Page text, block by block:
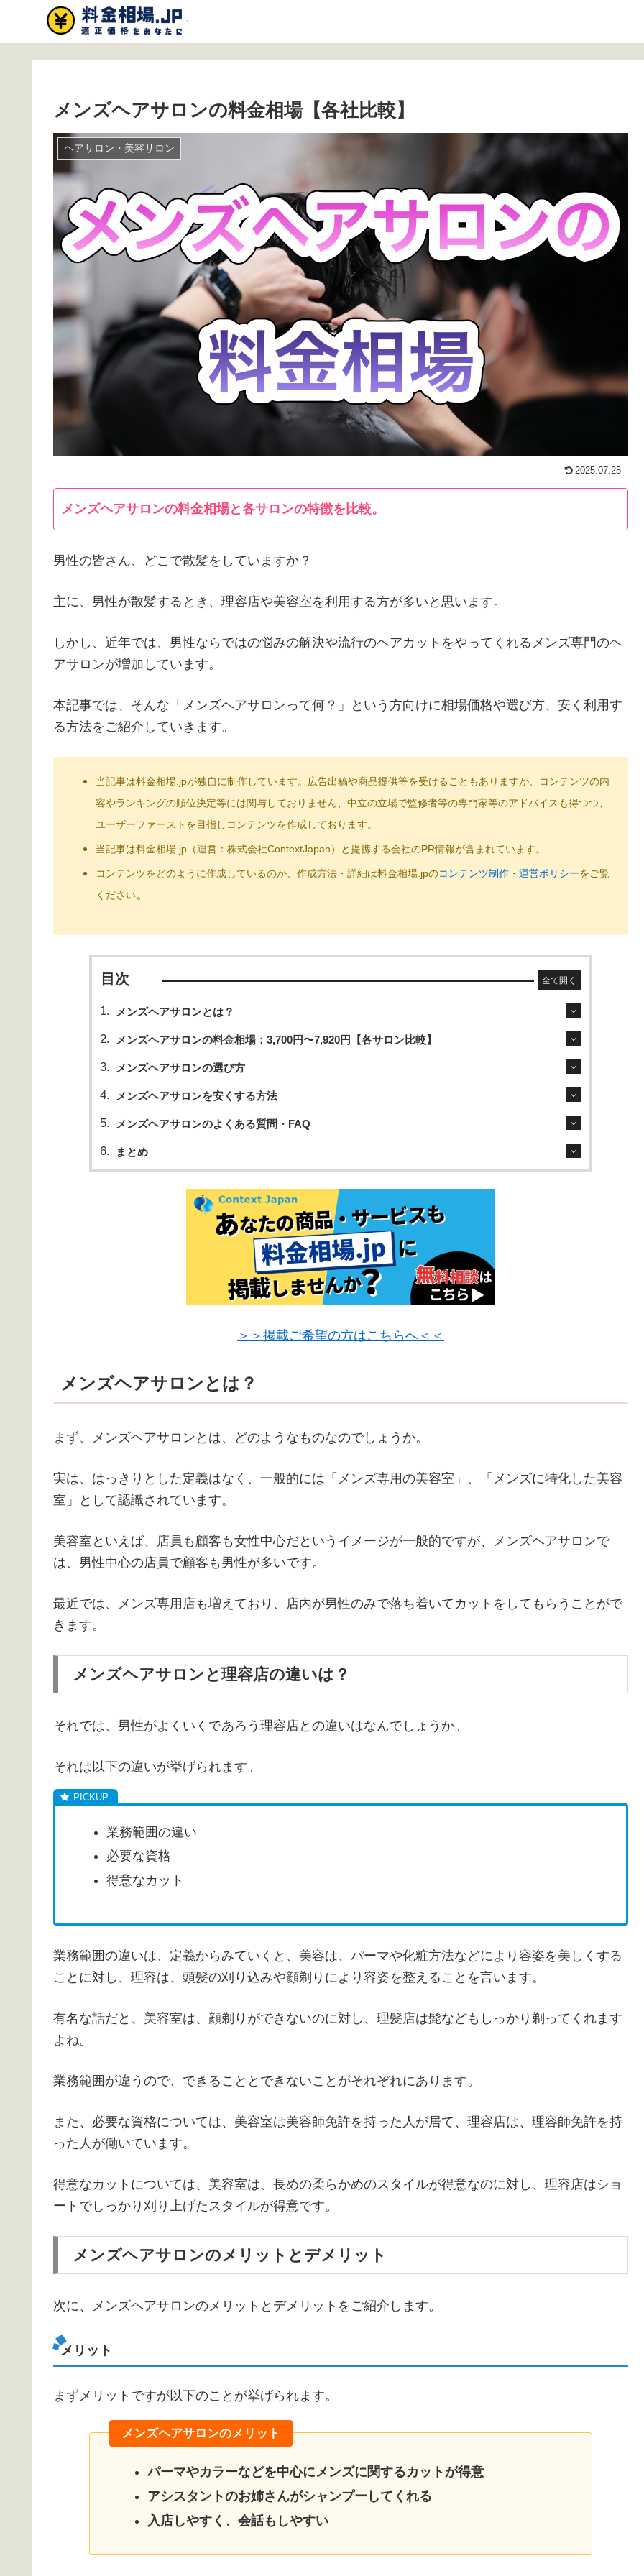
メンズヘアサロンの料金相場【各社比較】
ヘアサロン・美容サロン
2025.07.25
メンズヘアサロンの料金相場と各サロンの特徴を比較。
男性の皆さん、どこで散髪をしていますか？
主に、男性が散髪するとき、理容店や美容室を利用する方が多いと思います。
しかし、近年では、男性ならではの悩みの解決や流行のヘアカットをやってくれるメンズ専門のヘ
アサロンが増加しています。
本記事では、そんな「メンズヘアサロンって何？」という方向けに相場価格や選び方、安く利用す
る方法をご紹介していきます。
当記事は料金相場.jpが独自に制作しています。広告出稿や商品提供等を受けることもありますが、コンテンツの内
容やランキングの順位決定等には関与しておりません、中立の立場で監修者等の専門家等のアドバイスも得つつ、
ユーザーファーストを目指しコンテンツを作成しております。
当記事は料金相場.jp（運営：株式会社ContextJapan）と提携する会社のPR情報が含まれています。
コンテンツをどのように作成しているのか、作成方法・詳細は料金相場.jpのコンテンツ制作・運営ポリシーをご覧
ください。
目次 全て開く
メンズヘアサロンとは？
メンズヘアサロンの料金相場：3,700円〜7,920円【各サロン比較】
メンズヘアサロンの選び方
メンズヘアサロンを安くする方法
メンズヘアサロンのよくある質問・FAQ
まとめ
＞＞掲載ご希望の方はこちらへ＜＜
メンズヘアサロンとは？
まず、メンズヘアサロンとは、どのようなものなのでしょうか。
実は、はっきりとした定義はなく、一般的には「メンズ専用の美容室」、「メンズに特化した美容
室」として認識されています。
美容室といえば、店員も顧客も女性中心だというイメージが一般的ですが、メンズヘアサロンで
は、男性中心の店員で顧客も男性が多いです。
最近では、メンズ専用店も増えており、店内が男性のみで落ち着いてカットをしてもらうことがで
きます。
メンズヘアサロンと理容店の違いは？
それでは、男性がよくいくであろう理容店との違いはなんでしょうか。
それは以下の違いが挙げられます。
業務範囲の違い
必要な資格
得意なカット
業務範囲の違いは、定義からみていくと、美容は、パーマや化粧方法などにより容姿を美しくする
ことに対し、理容は、頭髪の刈り込みや顔剃りにより容姿を整えることを言います。
有名な話だと、美容室は、顔剃りができないのに対し、理髪店は髭などもしっかり剃ってくれます
よね。
業務範囲が違うので、できることとできないことがそれぞれにあります。
また、必要な資格については、美容室は美容師免許を持った人が居て、理容店は、理容師免許を持
った人が働いています。
得意なカットについては、美容室は、長めの柔らかめのスタイルが得意なのに対し、理容店はショ
ートでしっかり刈り上げたスタイルが得意です。
メンズヘアサロンのメリットとデメリット
次に、メンズヘアサロンのメリットとデメリットをご紹介します。
メリット
まずメリットですが以下のことが挙げられます。
メンズヘアサロンのメリット
パーマやカラーなどを中心にメンズに関するカットが得意
アシスタントのお姉さんがシャンプーしてくれる
入店しやすく、会話もしやすい